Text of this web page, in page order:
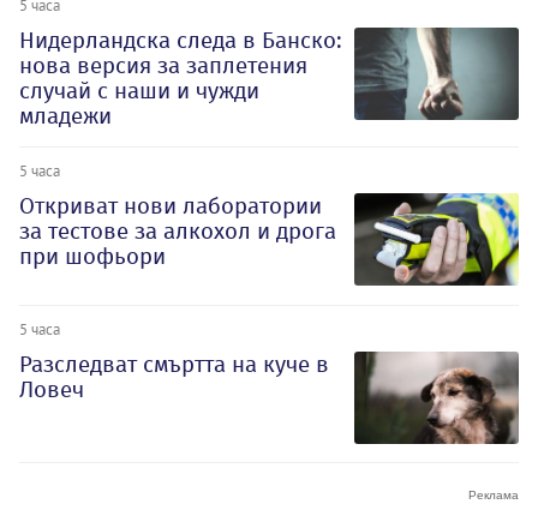
5 часа
Нидерландска следа в Банско:
нова версия за заплетения
случай с наши и чужди
младежи
5 часа
Откриват нови лаборатории
за тестове за алкохол и дрога
при шофьори
5 часа
Разследват смъртта на куче в
Ловеч